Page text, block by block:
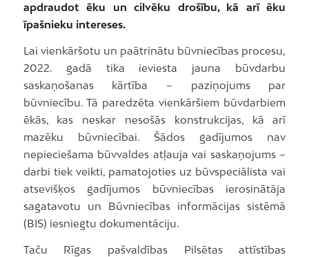
apdraudot ēku un cilvēku drošību, kā arī ēku
īpašnieku intereses.
Lai vienkāršotu un paātrinātu būvniecības procesu,
2022. gadā tika ieviesta jauna būvdarbu
saskaņošanas kārtība – paziņojums par
būvniecību. Tā paredzēta vienkāršiem būvdarbiem
ēkās, kas neskar nesošās konstrukcijas, kā arī
mazēku būvniecībai. Šādos gadījumos nav
nepieciešama būvvaldes atļauja vai saskaņojums –
darbi tiek veikti, pamatojoties uz būvspeciālista vai
atsevišķos gadījumos būvniecības ierosinātāja
sagatavotu un Būvniecības informācijas sistēmā
(BIS) iesniegtu dokumentāciju.
Taču Rīgas pašvaldības Pilsētas attīstības